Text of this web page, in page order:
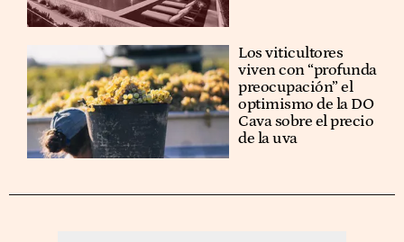
Los viticultores
viven con “profunda
preocupación” el
optimismo de la DO
Cava sobre el precio
de la uva